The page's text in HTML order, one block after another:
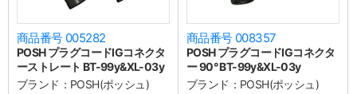
商品番号 005282
POSH プラグコードIGコネクタ
ーストレート BT-99y&XL-03y
ブランド： POSH(ポッシュ)
商品番号 008357
POSH プラグコードIGコネクタ
ー 90° BT-99y&XL-03y
ブランド： POSH(ポッシュ)